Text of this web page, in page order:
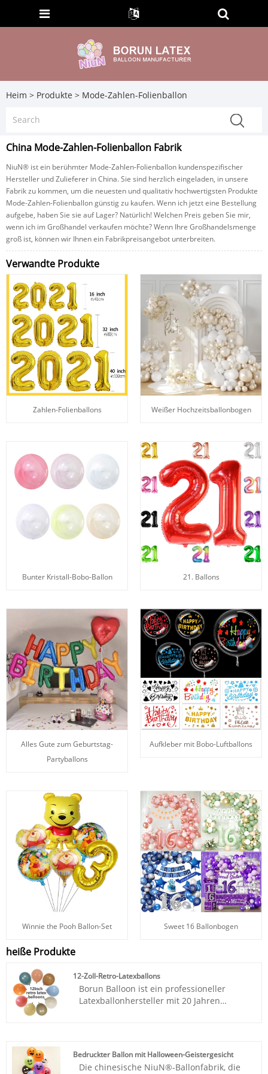
Heim > Produkte > Mode-Zahlen-Folienballon
China Mode-Zahlen-Folienballon Fabrik
NiuN® ist ein berühmter Mode-Zahlen-Folienballon kundenspezifischer
Hersteller und Zulieferer in China. Sie sind herzlich eingeladen, in unsere
Fabrik zu kommen, um die neuesten und qualitativ hochwertigsten Produkte
Mode-Zahlen-Folienballon günstig zu kaufen. Wenn ich jetzt eine Bestellung
aufgebe, haben Sie sie auf Lager? Natürlich! Welchen Preis geben Sie mir,
wenn ich im Großhandel verkaufen möchte? Wenn Ihre Großhandelsmenge
groß ist, können wir Ihnen ein Fabrikpreisangebot unterbreiten.
Verwandte Produkte
Zahlen-Folienballons Weißer Hochzeitsballonbogen
Bunter Kristall-Bobo-Ballon 21. Ballons
Alles Gute zum Geburtstag-
Partyballons
Aufkleber mit Bobo-Luftballons
Winnie the Pooh Ballon-Set Sweet 16 Ballonbogen
heiße Produkte
12-Zoll-Retro-Latexballons
Borun Balloon ist ein professioneller
Latexballonhersteller mit 20 Jahren
Vintage-Finish, gedämpfte Erdtonpalette,
vollständig CE/CPC/EN71-zertifiziert.
Bedruckter Ballon mit Halloween-Geistergesicht
Die chinesische NiuN®-Ballonfabrik, die